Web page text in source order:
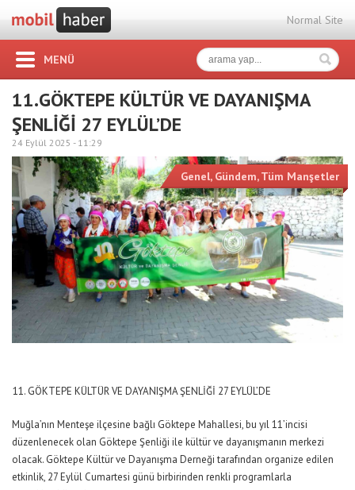
Normal Site
MENÜ
11.GÖKTEPE KÜLTÜR VE DAYANIŞMA
ŞENLİĞİ 27 EYLÜL’DE
24 Eylül 2025 - 11:29
Genel, Gündem,Tüm Manşetler
GÖKTEPE KÜLTÜR VE DAYANIŞMA ŞENLİĞİ 27 EYLÜL’DE
Muğla’nın Menteşe ilçesine bağlı Göktepe Mahallesi, bu yıl 11’incisi
düzenlenecek olan Göktepe Şenliği ile kültür ve dayanışmanın merkezi
olacak. Göktepe Kültür ve Dayanışma Derneği tarafından organize edilen
etkinlik, 27 Eylül Cumartesi günü birbirinden renkli programlarla